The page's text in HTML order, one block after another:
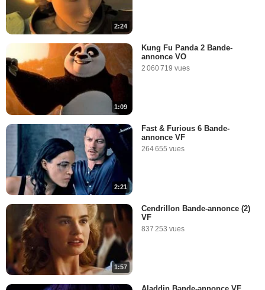
2:24
1:09
Kung Fu Panda 2 Bande-
annonce VO
2 060 719 vues
2:21
Fast & Furious 6 Bande-
annonce VF
264 655 vues
1:57
Cendrillon Bande-annonce (2)
VF
837 253 vues